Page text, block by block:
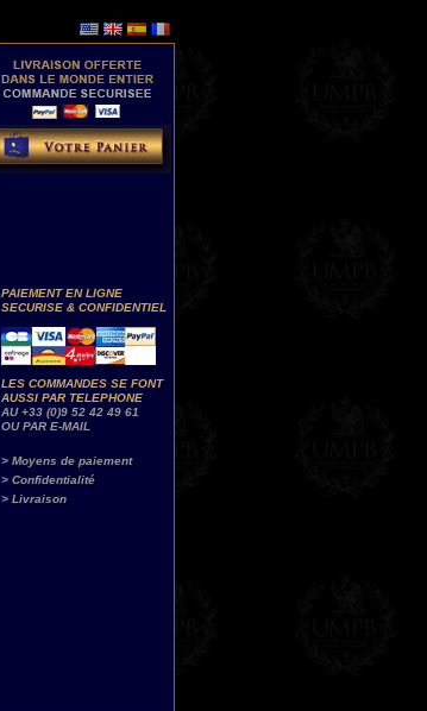
PAIEMENT EN LIGNE
SECURISE & CONFIDENTIEL
LES COMMANDES SE FONT
AUSSI PAR TELEPHONE
AU +33 (0)9 52 42 49 61
OU PAR E-MAIL
> Moyens de paiement
> Confidentialité
> Livraison